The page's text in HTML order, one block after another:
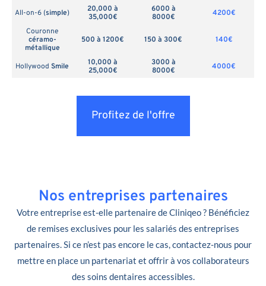
All-on-6 (simple)
20,000 à
35,000€
6000 à
8000€
4200€
Couronne
céramo-
métallique
500 à 1200€ 150 à 300€ 140€
Hollywood Smile
10,000 à
25,000€
3000 à
8000€
4000€
Profitez de l'offre
Nos entreprises partenaires
Votre entreprise est-elle partenaire de Cliniqeo ? Bénéficiez
de remises exclusives pour les salariés des entreprises
partenaires. Si ce n’est pas encore le cas, contactez-nous pour
mettre en place un partenariat et offrir à vos collaborateurs
des soins dentaires accessibles.